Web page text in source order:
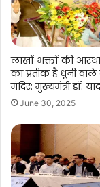
लाखों भक्तों की आस्था
का प्रतीक है धूनी वाले
मंदिर: मुख्यमंत्री डॉ.
June 30, 2025